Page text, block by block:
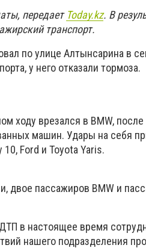
передает Today.kz. В
транспорт.
по улице Алтынсарина в
у него отказали тормоза.
ходу врезался в BMW, после
машин. Удары на себя
Ford и Toyota Yaris.
двое пассажиров BMW и
в настоящее время
нашего подразделения